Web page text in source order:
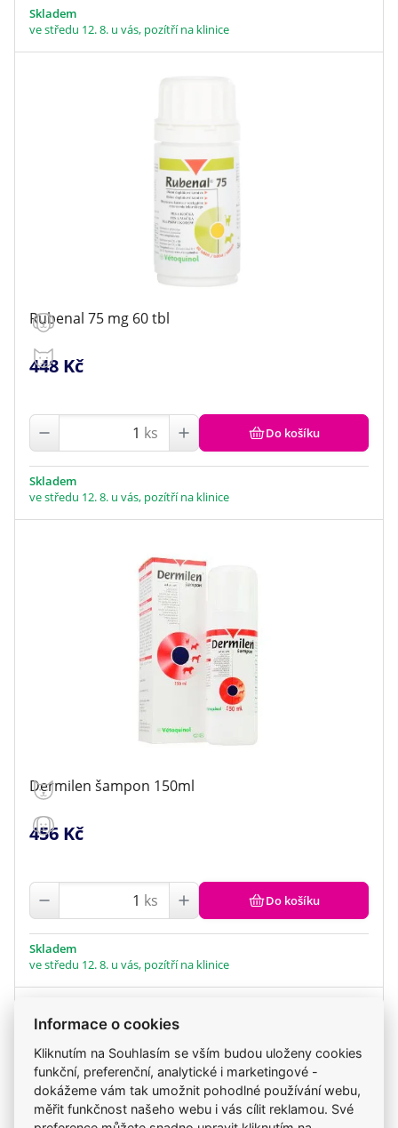
Skladem
ve středu 12. 8. u vás, pozítří na klinice
Rubenal 75 mg 60 tbl
448 Kč
ks Do košíku
Skladem
ve středu 12. 8. u vás, pozítří na klinice
Dermilen šampon 150ml
456 Kč
ks Do košíku
Skladem
ve středu 12. 8. u vás, pozítří na klinice
Informace o cookies
Kliknutím na Souhlasím se vším budou uloženy cookies
funkční, preferenční, analytické i marketingové -
dokážeme vám tak umožnit pohodlné používání webu,
měřit funkčnost našeho webu i vás cílit reklamou. Své